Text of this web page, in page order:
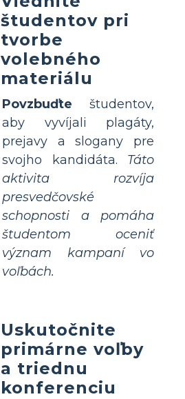
študentov pri
tvorbe
volebného
materiálu
Povzbuďte študentov,
aby vyvíjali plagáty,
prejavy a slogany pre
svojho kandidáta. Táto
aktivita rozvíja
presvedčovské
schopnosti a pomáha
študentom oceniť
význam kampaní vo
voľbách.
Uskutočnite
primárne voľby
a triednu
konferenciu